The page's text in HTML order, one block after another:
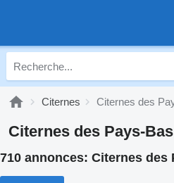
Citernes Citernes des
Citernes des Pays-Bas
710 annonces: Citernes des